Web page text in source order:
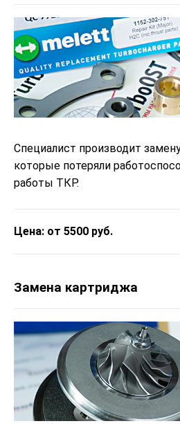
Специалист производит
которые потеряли
работы ТКР.
Цена: от 5500 руб.
Замена картриджа